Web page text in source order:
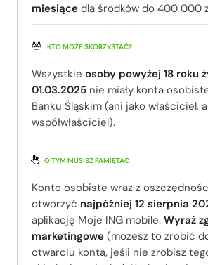
miesiące dla środków do 400 000
KTO MOŻE SKORZYSTAĆ?
Wszystkie osoby powyżej 18 roku
01.03.2025 nie miały konta
Banku Śląskim (ani jako właściciel,
współwłaściciel).
O TYM MUSISZ PAMIĘTAĆ
Konto osobiste wraz z
otworzyć najpóźniej 12 sierpnia
aplikację Moje ING mobile. Wyraź
marketingowe (możesz to zrobić
otwarciu konta, jeśli nie zrobisz